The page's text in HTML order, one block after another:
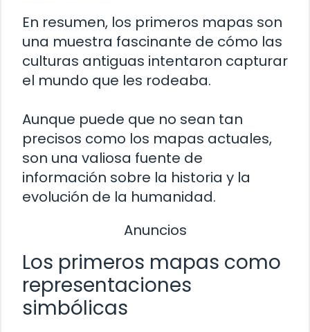
En resumen, los primeros mapas son
una muestra fascinante de cómo las
culturas antiguas intentaron capturar
el mundo que les rodeaba.
Aunque puede que no sean tan
precisos como los mapas actuales,
son una valiosa fuente de
información sobre la historia y la
evolución de la humanidad.
Anuncios
Los primeros mapas como
representaciones
simbólicas